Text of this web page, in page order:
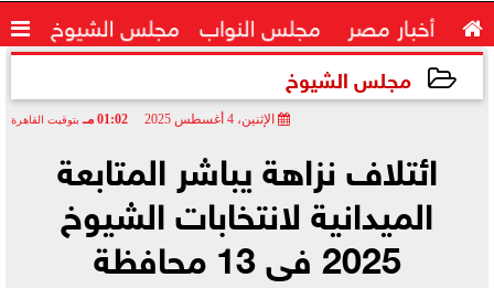
 أخبار مصر مجلس النواب مجلس الشيوخ 
مجلس الشيوخ
الإثنين، 4 أغسطس 2025 01:02 مـ بتوقيت القاهرة
ائتلاف نزاهة يباشر المتابعة
الميدانية لانتخابات الشيوخ
2025 فى 13 محافظة